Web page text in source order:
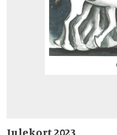
Julekort 2023